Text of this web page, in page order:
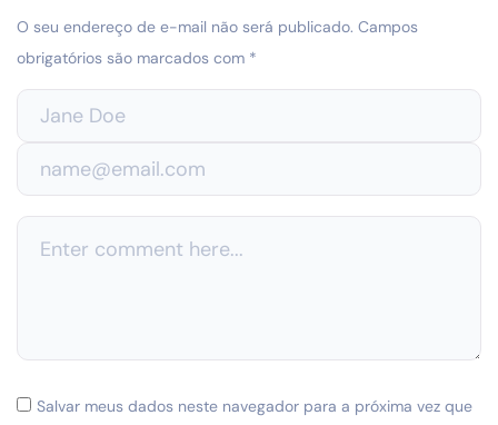
O seu endereço de e-mail não será publicado. Campos
obrigatórios são marcados com *
Salvar meus dados neste navegador para a próxima vez que